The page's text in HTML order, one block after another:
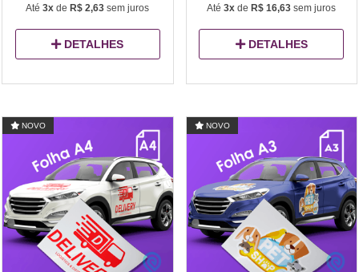
Até3x deR$ 2,63 sem juros
DETALHES
Até3x deR$ 16,63 sem juros
DETALHES
NOVO NOVO